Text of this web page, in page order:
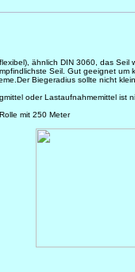
ähnlich DIN 3060, das
Seil. Gut geeignet
Biegeradius sollte nicht
oder Lastaufnahmemittel ist
mit 250 Meter